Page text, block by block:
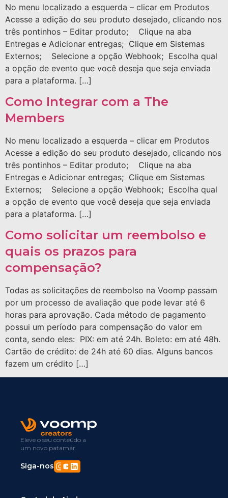
No menu localizado a esquerda – clicar em Produtos
Acesse a edição do seu produto desejado, clicando nos
três pontinhos – Editar produto; Clique na aba
Entregas e Adicionar entregas; Clique em Sistemas
Externos; Selecione a opção Webhook; Escolha qual
a opção de evento que você deseja que seja enviada
para a plataforma. […]
Como Integrar com a The
Members
No menu localizado a esquerda – clicar em Produtos
Acesse a edição do seu produto desejado, clicando nos
três pontinhos – Editar produto; Clique na aba
Entregas e Adicionar entregas; Clique em Sistemas
Externos; Selecione a opção Webhook; Escolha qual
a opção de evento que você deseja que seja enviada
para a plataforma. […]
Como solicitar um reembolso e
quais os prazos para
compensação?
Todas as solicitações de reembolso na Voomp passam
por um processo de avaliação que pode levar até 6
horas para aprovação. Cada método de pagamento
possui um período para compensação do valor em
conta, sendo eles: PIX: em até 24h. Boleto: em até 48h.
Cartão de crédito: de 24h até 60 dias. Alguns bancos
fazem um crédito […]
Eleve o seu conteúdo a
um novo patamar.
Siga-nos